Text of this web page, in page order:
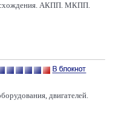
схождения. АКПП. МКПП.
двигателей.